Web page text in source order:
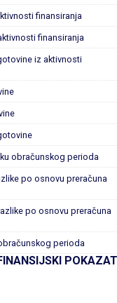
finansiranja
finansiranja
iz aktivnosti
obračunskog perioda
po osnovu preračuna
po osnovu preračuna
perioda